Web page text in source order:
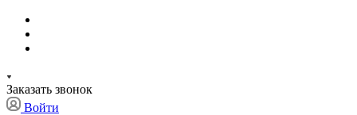
Заказать звонок
Войти